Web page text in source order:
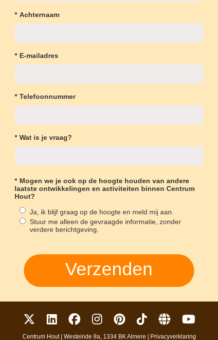
* Achternaam
* E-mailadres
* Telefoonnummer
* Wat is je vraag?
* Mogen we je ook op de hoogte houden van andere
laatste ontwikkelingen en activiteiten binnen Centrum
Hout?
Ja, ik blijf graag op de hoogte en meld mij aan.
Stuur me alleen de gevraagde informatie, zonder
verdere berichtgeving.
Verzenden
Centrum Hout | Westeinde 8a, 1334 BK Almere | Privacyverklaring